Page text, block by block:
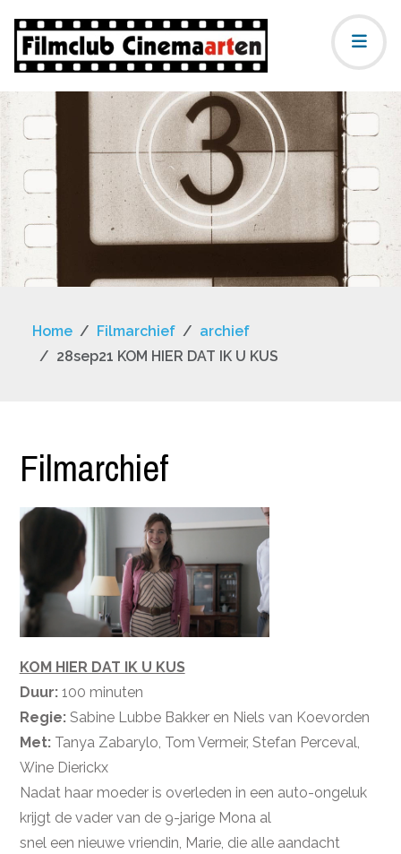
Home Filmarchief
archief
28sep21 KOM HIER DAT IK U KUS
Filmarchief
KOM HIER DAT IK U KUS
Duur:100 minuten
Regie:Sabine Lubbe Bakker en Niels van Koevorden
Met:Tanya Zabarylo, Tom Vermeir, Stefan Perceval,
Wine Dierickx
Nadat haar moeder is overleden in een auto-ongeluk
krijgt de vader van de 9-jarige Mona al
snel een nieuwe vriendin, Marie, die alle aandacht